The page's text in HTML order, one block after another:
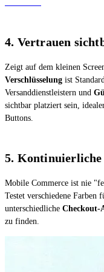
4. Vertrauen
Zeigt auf dem kleinen
Verschlüsselung ist
Versanddienstleistern und
sichtbar platziert sein,
Buttons.
5.
Mobile Commerce ist nie
Testet verschiedene Farben
unterschiedliche Checkout-
zu finden.